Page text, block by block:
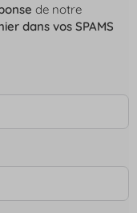
de notre
dans vos SPAMS